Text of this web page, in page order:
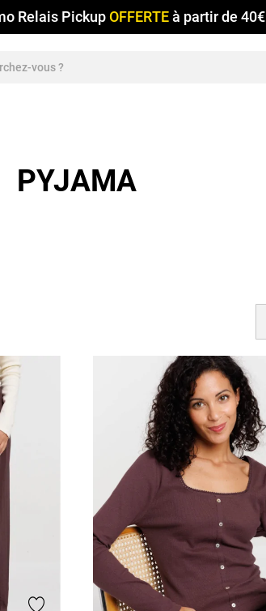
Relais PickupOFFERTEà partir de 40€
PYJAMA